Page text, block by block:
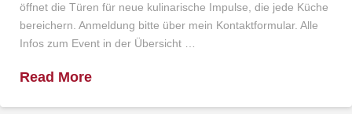
öffnet die Türen für neue kulinarische Impulse, die jede Küche
bereichern. Anmeldung bitte über mein Kontaktformular. Alle
Infos zum Event in der Übersicht …
Read More